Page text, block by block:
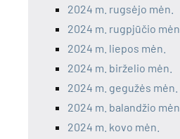
2024 m. rugsėjo mėn.
2024 m. rugpjūčio mėn.
2024 m. liepos mėn.
2024 m. birželio mėn.
2024 m. gegužės mėn.
2024 m. balandžio mėn.
2024 m. kovo mėn.